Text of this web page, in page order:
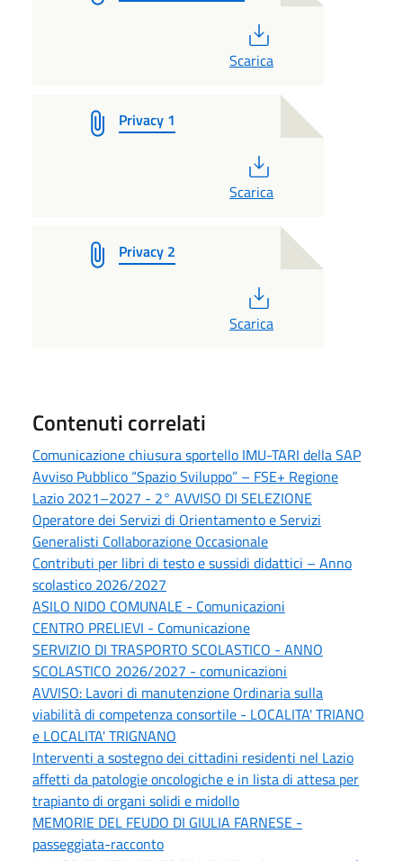
Scarica
Privacy 1
Scarica
Privacy 2
Scarica
Contenuti correlati
Comunicazione chiusura sportello IMU-TARI della SAP
Avviso Pubblico “Spazio Sviluppo” – FSE+ Regione
Lazio 2021–2027 - 2° AVVISO DI SELEZIONE
Operatore dei Servizi di Orientamento e Servizi
Generalisti Collaborazione Occasionale
Contributi per libri di testo e sussidi didattici – Anno
scolastico 2026/2027
ASILO NIDO COMUNALE - Comunicazioni
CENTRO PRELIEVI - Comunicazione
SERVIZIO DI TRASPORTO SCOLASTICO - ANNO
SCOLASTICO 2026/2027 - comunicazioni
AVVISO: Lavori di manutenzione Ordinaria sulla
viabilità di competenza consortile - LOCALITA' TRIANO
e LOCALITA' TRIGNANO
Interventi a sostegno dei cittadini residenti nel Lazio
affetti da patologie oncologiche e in lista di attesa per
trapianto di organi solidi e midollo
MEMORIE DEL FEUDO DI GIULIA FARNESE -
passeggiata-racconto